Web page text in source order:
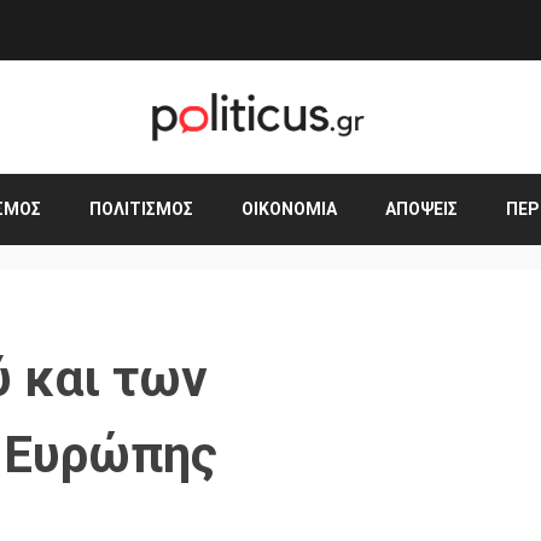
ΠΟΛΙΤΙΣΜΌΣ ΟΙΚΟΝΟΜΊΑ ΑΠΌΨΕΙΣ
και των